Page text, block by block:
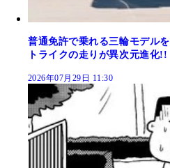
普通免許で乗れる三輪モデル
トライクの走りが異次元進化!!
2026年07月29日 11:30